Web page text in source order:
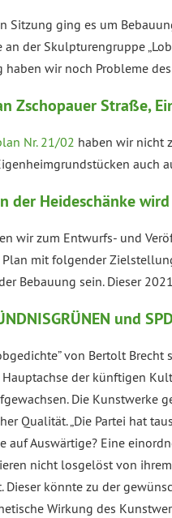
Sitzung ging es um
der Skulpturengruppe
haben wir noch Probleme
Zschopauer Straße,
Nr. 21/02 haben wir nicht
auch
der Heideschänke
wir zum Entwurfs- und
Plan mit folgender
Bebauung sein. Dieser
und
von Bertolt
der künftigen
Die Kunstwerke
Qualität. „Die Partei hat
auf Auswärtige? Eine
nicht losgelöst von
Dieser könnte zu der
Wirkung des